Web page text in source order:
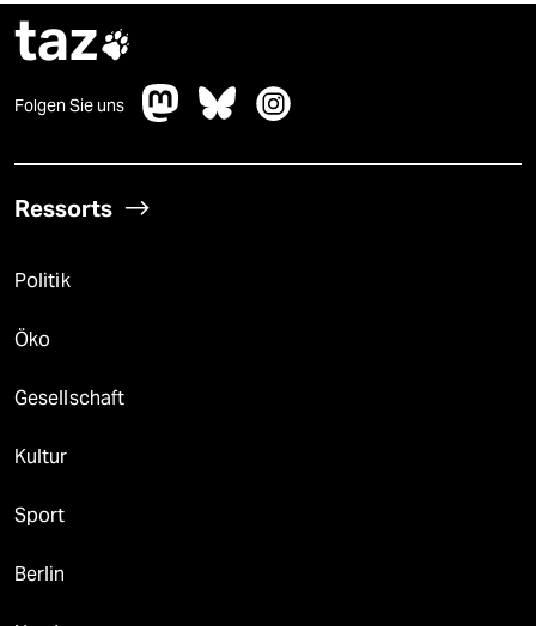
taz
Folgen Sie uns
Ressorts
Politik
Öko
Gesellschaft
Kultur
Sport
Berlin